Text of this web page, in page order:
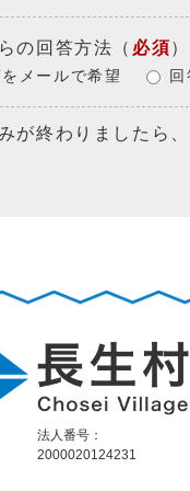
の回答方法 （ 必須）
をメールで希望
が終わりましたら
法人番号：
2000020124231